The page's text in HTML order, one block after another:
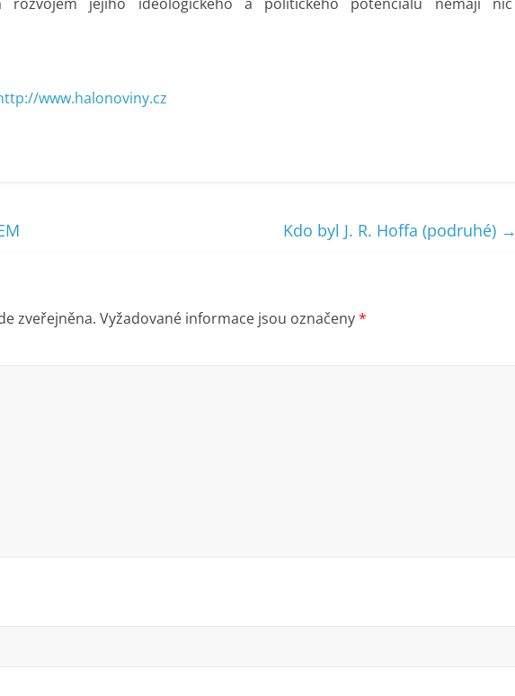
www.halonoviny.cz
Kdo byl J. R. Hoffa (podruhé) →
zveřejněna. Vyžadované informace jsou označeny*